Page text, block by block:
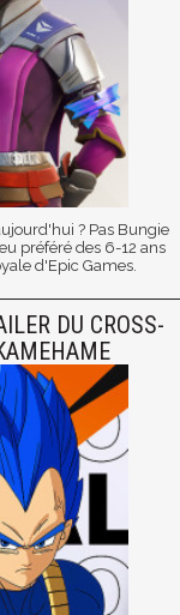
? Pas Bungie
préféré des 6-12 ans
d'Epic Games.
DU CROSS-